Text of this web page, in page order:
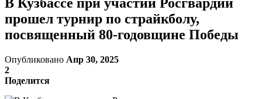
прошел турнир по страйкболу,
посвященный 80-годовщине Победы
Опубликовано Апр 30, 2025
2
Поделится